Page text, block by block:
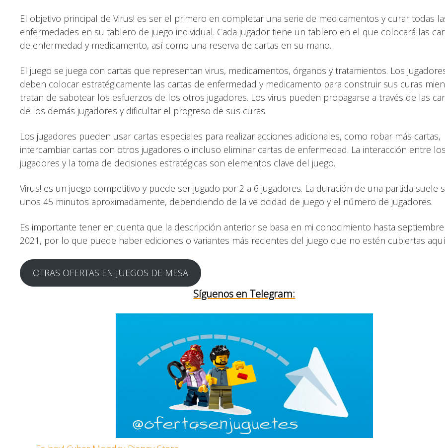
El objetivo principal de Virus! es ser el primero en completar una serie de medicamentos y curar todas
enfermedades en su tablero de juego individual. Cada jugador tiene un tablero en el que colocará las
de enfermedad y medicamento, así como una reserva de cartas en su mano.
El juego se juega con cartas que representan virus, medicamentos, órganos y tratamientos. Los
deben colocar estratégicamente las cartas de enfermedad y medicamento para construir sus curas
tratan de sabotear los esfuerzos de los otros jugadores. Los virus pueden propagarse a través de las
de los demás jugadores y dificultar el progreso de sus curas.
Los jugadores pueden usar cartas especiales para realizar acciones adicionales, como robar más cartas,
intercambiar cartas con otros jugadores o incluso eliminar cartas de enfermedad. La interacción entre
jugadores y la toma de decisiones estratégicas son elementos clave del juego.
Virus! es un juego competitivo y puede ser jugado por 2 a 6 jugadores. La duración de una partida suele
unos 45 minutos aproximadamente, dependiendo de la velocidad de juego y el número de jugadores.
Es importante tener en cuenta que la descripción anterior se basa en mi conocimiento hasta
2021, por lo que puede haber ediciones o variantes más recientes del juego que no estén cubiertas
OTRAS OFERTAS EN JUEGOS DE MESA
Síguenos en Telegram: